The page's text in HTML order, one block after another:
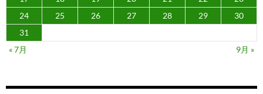
24
25 26 27 28 29
30
31
« 7月
9月 »